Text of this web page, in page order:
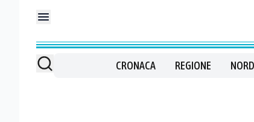
CRONACA REGIONE